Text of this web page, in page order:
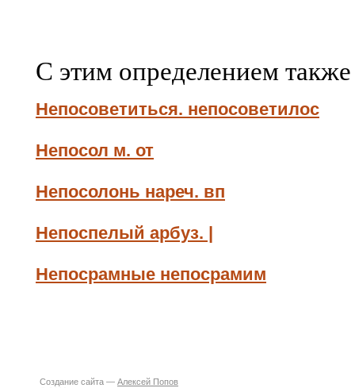
С этим определением
Непосоветиться. непосоветилос
Непосол м. от
Непосолонь нареч. вп
Непоспелый арбуз. |
Непосрамные непосрамим
Создание сайта — Алексей Попов